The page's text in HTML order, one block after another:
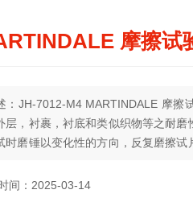
摩擦试
：JH-7012-M4 MARTINDALE 摩擦
层，衬裹，衬底和类似织物等之耐磨
时磨锤以变化性的方向，反复磨擦试
间：2025-03-14